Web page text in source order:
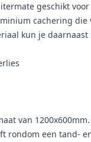
geschikt
cachering
kun je
van
rondom een